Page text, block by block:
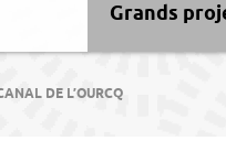
Grands
DE L’OURCQ